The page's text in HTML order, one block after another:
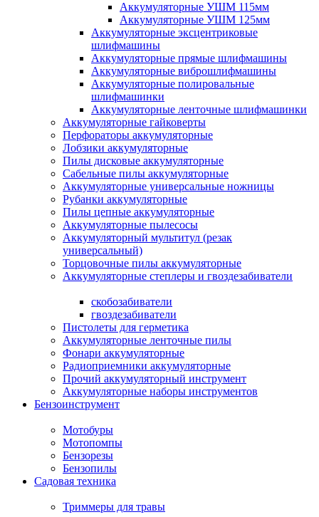
Аккумуляторные УШМ 115мм
Аккумуляторные УШМ 125мм
Аккумуляторные эксцентриковые
шлифмашины
Аккумуляторные прямые шлифмашины
Аккумуляторные виброшлифмашины
Аккумуляторные полировальные
шлифмашинки
Аккумуляторные ленточные шлифмашинки
Аккумуляторные гайковерты
Перфораторы аккумуляторные
Лобзики аккумуляторные
Пилы дисковые аккумуляторные
Сабельные пилы аккумуляторные
Аккумуляторные универсальные ножницы
Рубанки аккумуляторные
Пилы цепные аккумуляторные
Аккумуляторные пылесосы
Аккумуляторный мультитул (резак
универсальный)
Торцовочные пилы аккумуляторные
Аккумуляторные степлеры и гвоздезабиватели
скобозабиватели
гвоздезабиватели
Пистолеты для герметика
Аккумуляторные ленточные пилы
Фонари аккумуляторные
Радиоприемники аккумуляторные
Прочий аккумуляторный инструмент
Аккумуляторные наборы инструментов
Бензоинструмент
Мотобуры
Мотопомпы
Бензорезы
Бензопилы
Садовая техника
Триммеры для травы